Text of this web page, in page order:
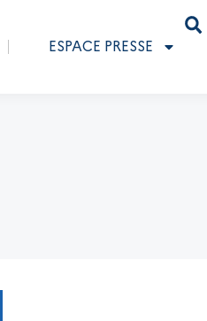
ESPACE PRESSE